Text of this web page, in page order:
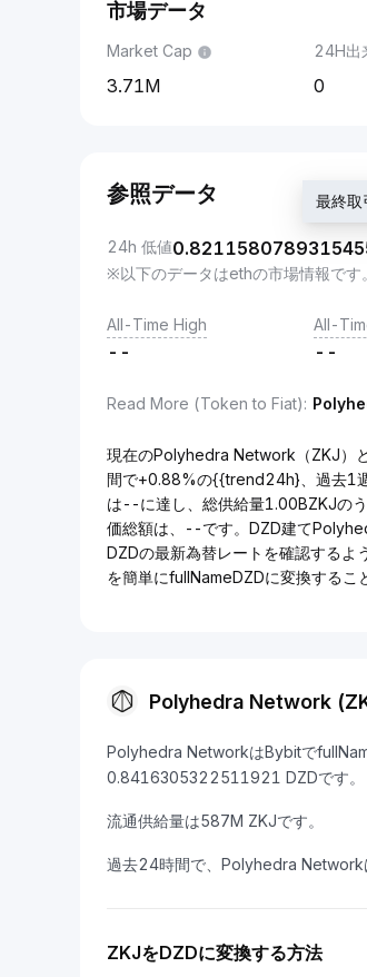
市場データ
Market Cap
3.71M
24H出
0
参照データ
24h 低値
最終
※以下のデータはethの市場情報です。
All-Time High
--
All-
--
Read More (Token to Fiat):
現在のPolyhedra Network（ZKJ）
間で+0.88%の{{trend24h}、過去1
は--に達し、総供給量1.00BZKJの
価総額は、--です。DZD建て
DZDの最新為替レートを確認するよ
を簡単にfullNameDZDに変換するこ
Polyhedra Network
Polyhedra NetworkはBybitで
0.8416305322511921 DZDです。
流通供給量は587M ZKJです。
過去24時間で、Polyhedra Network
ZKJをDZDに変換する方法